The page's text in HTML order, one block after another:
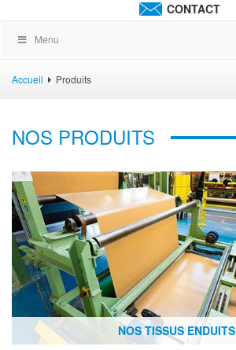
CONTACT
Menu
Accueil Produits
NOS PRODUITS
NOS TISSUS ENDUITS